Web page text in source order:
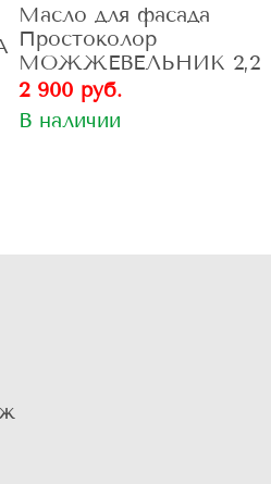
Масло для фасада
Простоколор
МОЖЖЕВЕЛЬНИК 2,2
2 900 руб.
В наличии